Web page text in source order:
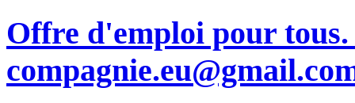
Offre d'emploi pour